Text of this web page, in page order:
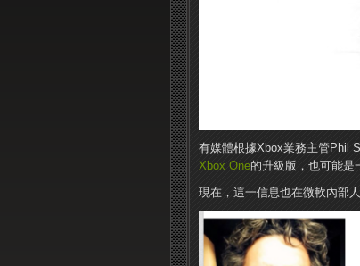
有媒體根據Xbox業務主管Phil
Xbox One的升級版，也可能是
現在，這一信息也在微軟內部